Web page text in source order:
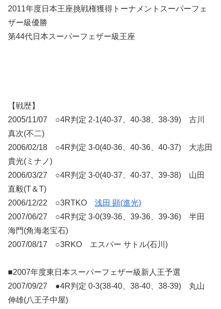
2011年度日本王座挑戦権獲得トーナメントスーパーフェ
ザー級優勝
第44代日本スーパーフェザー級王座
【戦歴】
2005/11/07 ○4R判定 2-1(40-37、40-38、38-39) 古川
真次(不二)
2006/02/18 ○4R判定 3-0(40-36、40-36、40-37) 大志田
貴光(ミナノ)
2006/03/27 ○4R判定 3-0(40-37、40-37、39-38) 山田
直毅(T＆T)
2006/12/22 ○3RTKO 浅田 顕(進光)
2007/06/27 ○4R判定 3-0(39-36、39-36、39-36) 半田
海門(角海老宝石)
2007/08/17 ○3RKO エスパー サトル(石川)
■2007年度東日本スーパーフェザー級新人王予選
2007/09/27 ●4R判定 0-3(38-40、38-40、38-39) 丸山
伸雄(八王子中屋)